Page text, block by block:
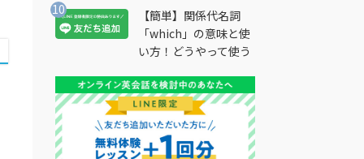
説
【簡単】関係代名詞
「which」の意味と使
い方！どうやって使う